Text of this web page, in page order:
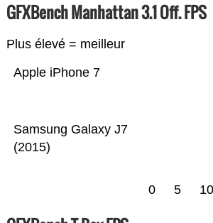
GFXBench Manhattan 3.1 Off. FPS
Plus élevé = meilleur
Samsung Galaxy J7
(2015)
Apple iPhone 7
0 5 10